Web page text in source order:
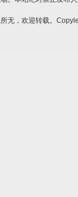
所无，欢迎转载。